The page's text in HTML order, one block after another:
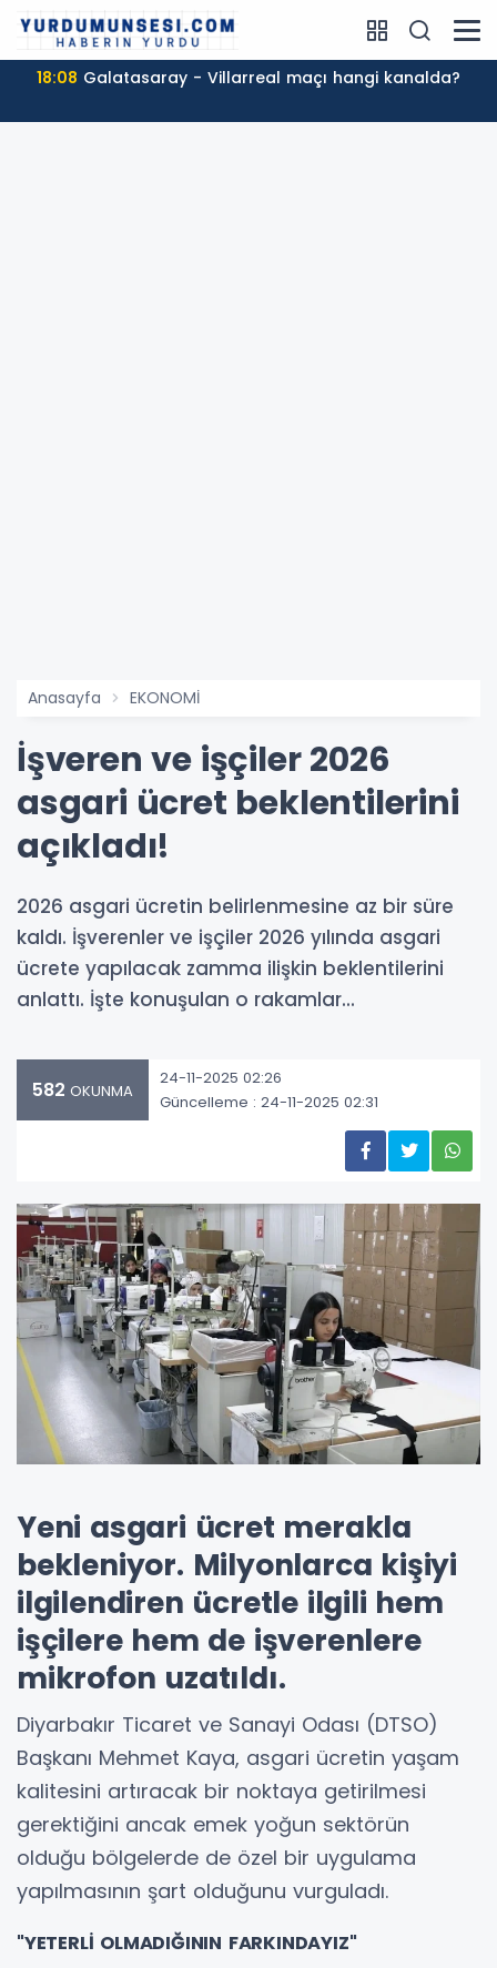
18:08 Galatasaray - Villarreal maçı hangi kanalda?
Anasayfa EKONOMİ
İşveren ve işçiler 2026
asgari ücret beklentilerini
açıkladı!
2026 asgari ücretin belirlenmesine az bir süre
kaldı. İşverenler ve işçiler 2026 yılında asgari
ücrete yapılacak zamma ilişkin beklentilerini
anlattı. İşte konuşulan o rakamlar...
582 OKUNMA
24-11-2025 02:26
Güncelleme : 24-11-2025 02:31
Yeni asgari ücret merakla
bekleniyor. Milyonlarca kişiyi
ilgilendiren ücretle ilgili hem
işçilere hem de işverenlere
mikrofon uzatıldı.
Diyarbakır Ticaret ve Sanayi Odası (DTSO)
Başkanı Mehmet Kaya, asgari ücretin yaşam
kalitesini artıracak bir noktaya getirilmesi
gerektiğini ancak emek yoğun sektörün
olduğu bölgelerde de özel bir uygulama
yapılmasının şart olduğunu vurguladı.
"YETERLİ OLMADIĞININ FARKINDAYIZ"